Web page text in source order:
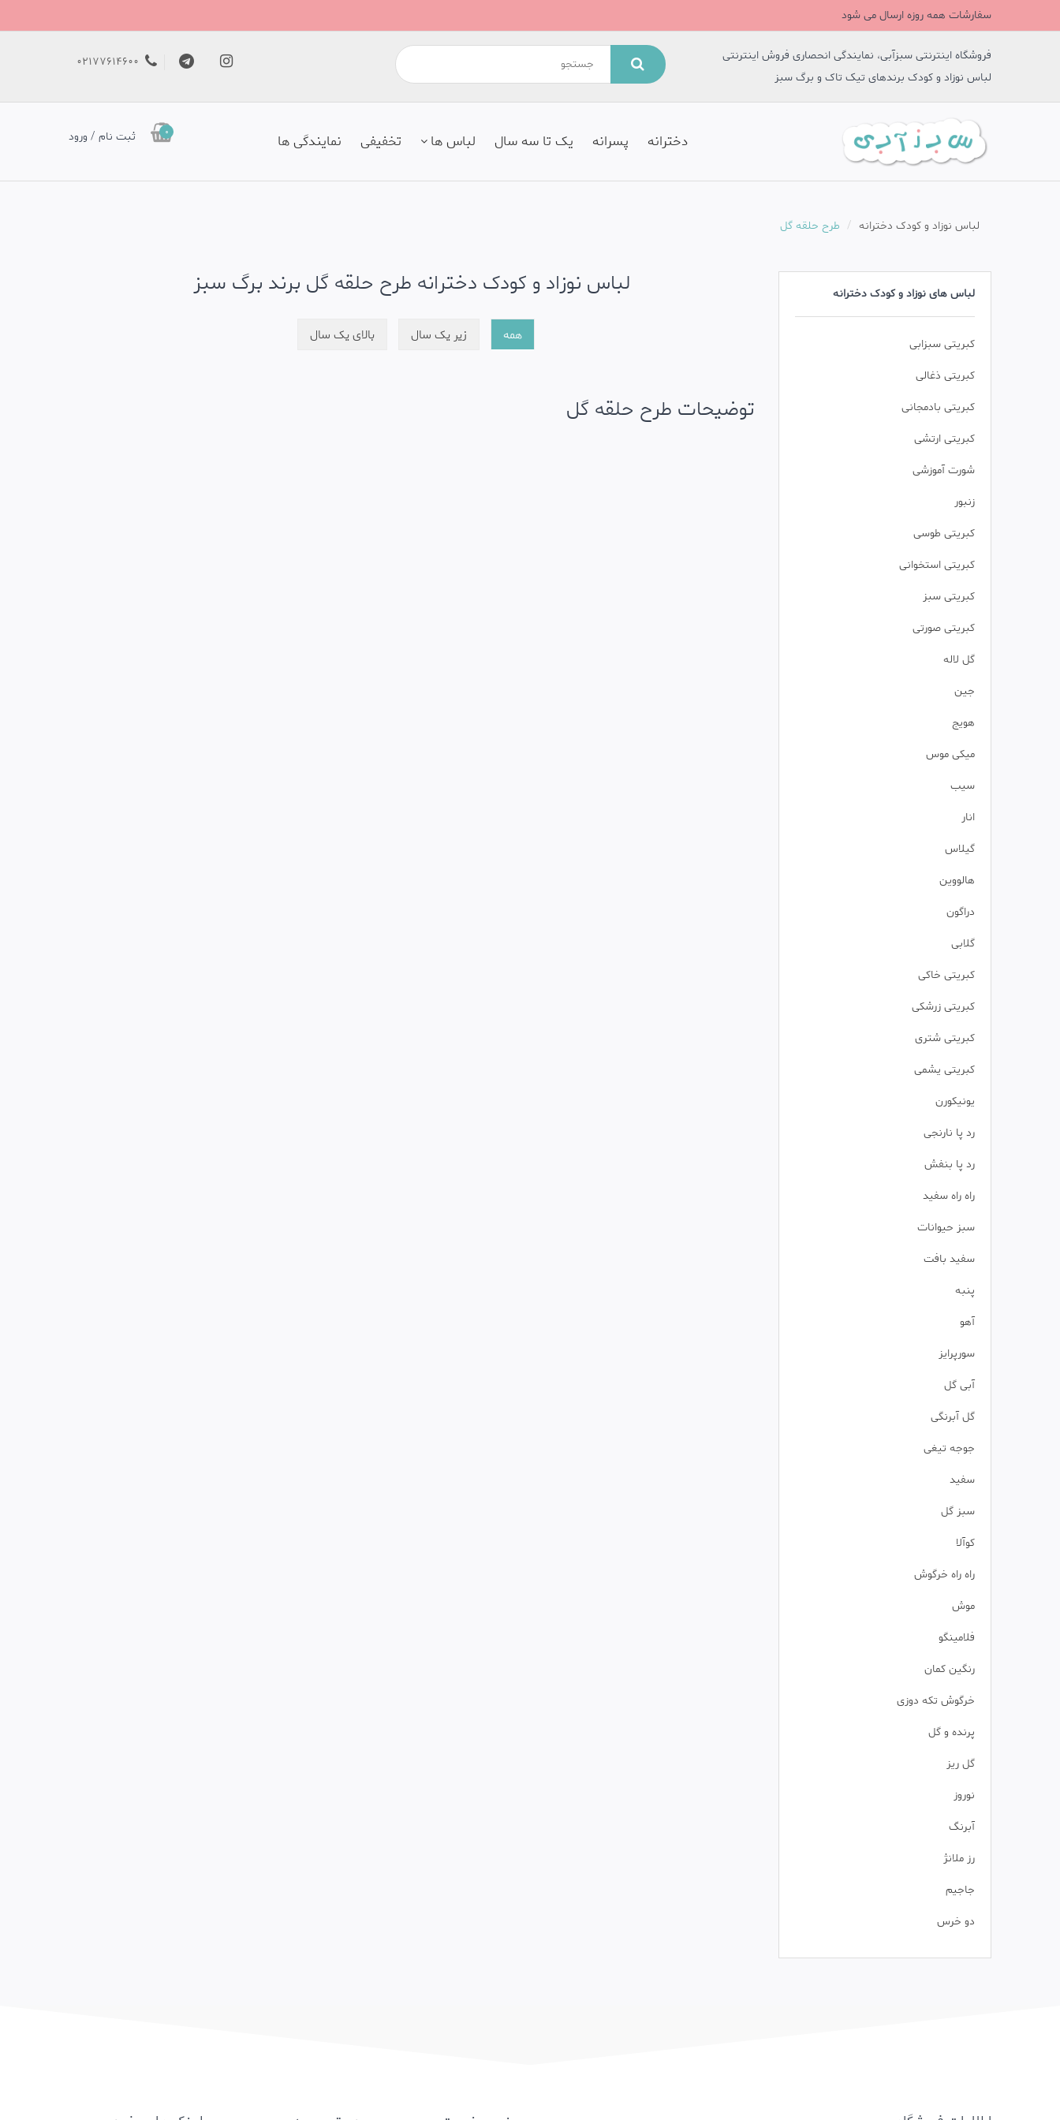
سفارشات همه روزه ارسال می شود
فروشگاه اینترنتی سبزآبی، نمایندگی انحصاری فروش اینترنتی
لباس نوزاد و کودک برندهای تیک تاک و برگ سبز
دخترانه پسرانه یک تا سه سال لباس ها تخفیفی نمایندگی ها 0 ثبت نام / ورود
لباس نوزاد و کودک دخترانه طرح حلقه گل
لباس های نوزاد و کودک دخترانه
کبریتی سبزابی
کبریتی ذغالی
کبریتی بادمجانی
کبریتی ارتشی
شورت آموزشی
زنبور
کبریتی طوسی
کبریتی استخوانی
کبریتی سبز
کبریتی صورتی
گل لاله
جین
هویج
میکی موس
سیب
انار
گیلاس
هالووین
دراگون
گلابی
کبریتی خاکی
کبریتی زرشکی
کبریتی شتری
کبریتی یشمی
یونیکورن
رد پا نارنجی
رد پا بنفش
راه راه سفید
سبز حیوانات
سفید بافت
پنبه
آهو
سورپرایز
آبی گل
گل آبرنگی
جوجه تیغی
سفید
سبز گل
کوآلا
راه راه خرگوش
موش
فلامینگو
رنگین کمان
خرگوش تکه دوزی
پرنده و گل
گل ریز
نوروز
آبرنگ
رز ملانژ
جاجیم
دو خرس
لباس نوزاد و کودک دخترانه طرح حلقه گل برند برگ سبز
همه زیر یک سال بالای یک سال
توضیحات طرح حلقه گل